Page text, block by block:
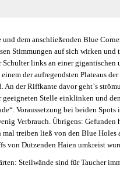
dem anschließenden Blue
Stimmungen auf sich wirken und
links an einer gigantischen
der aufregendsten Plateaus
An der Riffkante davor geht`s
Stelle einklinken und
Voraussetzung bei beiden
Verbrauch. Übrigens:
treiben ließ von den Blue Holes
von Dutzenden Haien umkreist
Steilwände sind für Taucher